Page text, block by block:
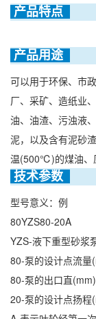
产品特点
产品用途
可以用于环保、市
厂、采矿、造纸业
油、油渣、污浊液
泥，以及含有泥砂
温(500℃)的煤油、
技术参数
型号意义：例
80YZS80-20A
YZS-液下重型砂浆
80-泵的设计点流量
80-泵的出口直(mm)
20-泵的设计点扬程